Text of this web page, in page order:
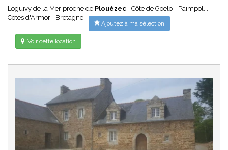
Loguivy de la Mer proche de Plouézec
Côte de Goëlo - Paimpol...
Côtes d'Armor
Bretagne
Ajoutez à ma sélection
Voir cette location